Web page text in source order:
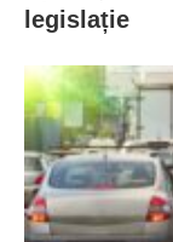
legislație